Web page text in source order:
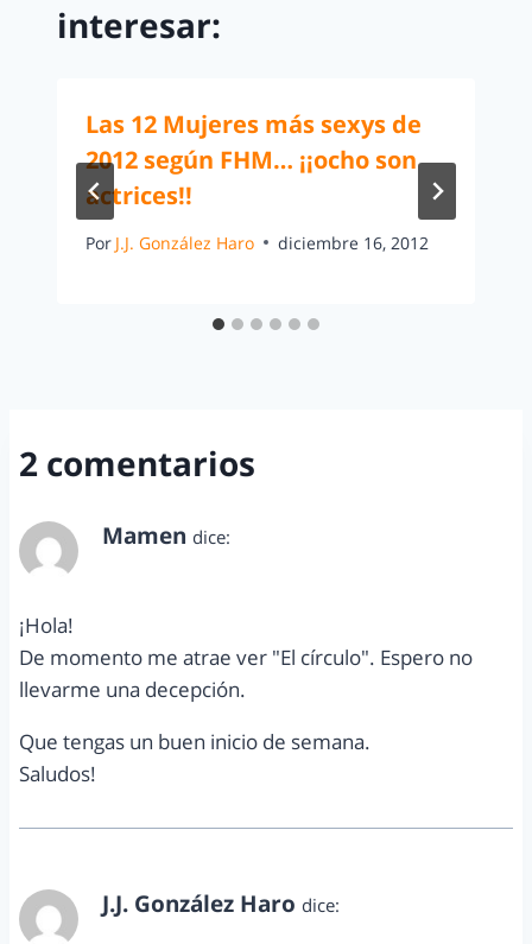
interesar:
Las 12 Mujeres más sexys de
2012 según FHM… ¡¡ocho son
actrices!!
Por J.J. González Haro diciembre 16, 2012
2 comentarios
Mamen dice:
¡Hola!
De momento me atrae ver "El círculo". Espero no
llevarme una decepción.
Que tengas un buen inicio de semana.
Saludos!
J.J. González Haro dice: